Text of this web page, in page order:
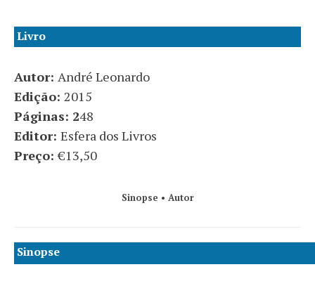
Livro
Autor: André Leonardo
Edição: 2015
Páginas: 248
Editor: Esfera dos Livros
Preço:€13,50
Sinopse • Autor
Sinopse